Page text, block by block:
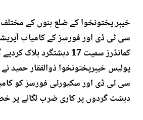
خیبر پختونخوا کے ضلع بنوں کے
کمانڈرز سمیت 17 دہشتگرد
پولیس خیبرپختونخوا ذوالفقار حمید
سی ٹی ڈی اور سکیورٹی فورسز کو
دہشت گردوں پر کاری ضرب لگانے پر